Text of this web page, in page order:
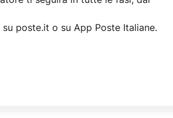
poste.it o su App Poste Italiane.